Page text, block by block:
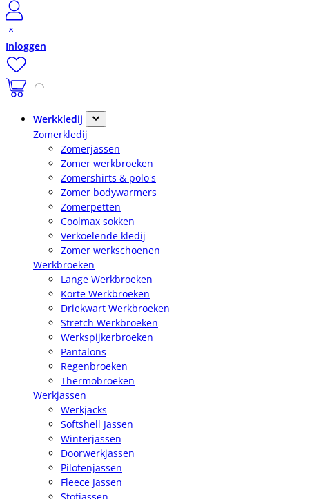
Inloggen
Werkkledij
Zomerkledij
Zomerjassen
Zomer werkbroeken
Zomershirts & polo's
Zomer bodywarmers
Zomerpetten
Coolmax sokken
Verkoelende kledij
Zomer werkschoenen
Werkbroeken
Lange Werkbroeken
Korte Werkbroeken
Driekwart Werkbroeken
Stretch Werkbroeken
Werkspijkerbroeken
Pantalons
Regenbroeken
Thermobroeken
Werkjassen
Werkjacks
Softshell Jassen
Winterjassen
Doorwerkjassen
Pilotenjassen
Fleece Jassen